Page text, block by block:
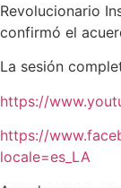
Revolucionario
confirmó el
La sesión
https://
https://
locale=es_LA